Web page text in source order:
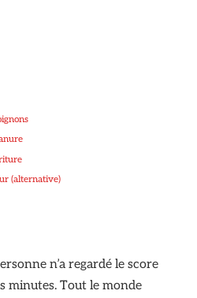
(alternative)
n’a regardé le score
minutes. Tout le monde